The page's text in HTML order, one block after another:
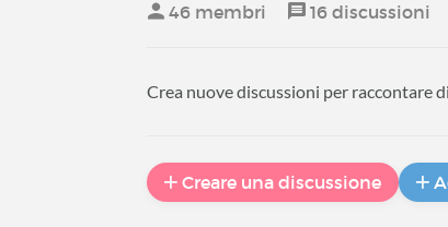
46 membri 16 discussioni
Crea nuove discussioni per raccontare
Creare una discussione